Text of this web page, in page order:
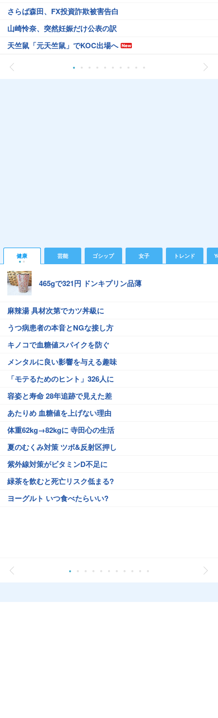
さらば森田、FX投資詐欺被害告白
山崎怜奈、突然妊娠だけ公表の訳
天竺鼠「元天竺鼠」でKOC出場へ
健康 芸能 ゴシップ 女子 トレンド
465gで321円 ドンキプリン品薄
麻辣湯 具材次第でカツ丼級に
うつ病患者の本音とNGな接し方
キノコで血糖値スパイクを防ぐ
メンタルに良い影響を与える趣味
「モテるためのヒント」326人に
容姿と寿命 28年追跡で見えた差
あたりめ 血糖値を上げない理由
体重62kg→82kgに 寺田心の生活
夏のむくみ対策 ツボ&反射区押し
紫外線対策がビタミンD不足に
緑茶を飲むと死亡リスク低まる?
ヨーグルト いつ食べたらいい?